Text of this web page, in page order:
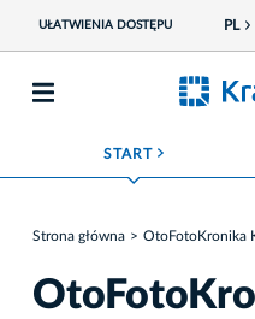
UŁATWIENIA DOSTĘPU PL
START ROZWIŃ MENU
Strona główna OtoFotoKronika